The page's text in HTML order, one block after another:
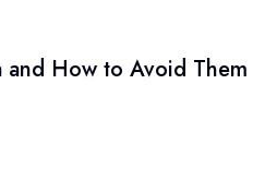
and How to Avoid Them